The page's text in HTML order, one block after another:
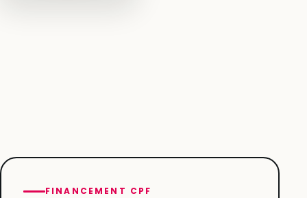
FINANCEMENT CPF